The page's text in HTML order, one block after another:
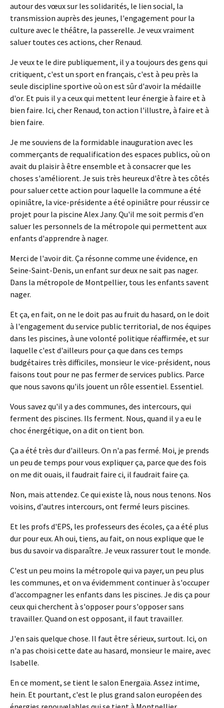
autour des vœux sur les solidarités, le lien social, la
transmission auprès des jeunes, l'engagement pour la
culture avec le théâtre, la passerelle. Je veux vraiment
saluer toutes ces actions, cher Renaud.
Je veux te le dire publiquement, il y a toujours des gens qui
critiquent, c'est un sport en français, c'est à peu près la
seule discipline sportive où on est sûr d'avoir la médaille
d'or. Et puis il y a ceux qui mettent leur énergie à faire et à
bien faire. Ici, cher Renaud, ton action l'illustre, à faire et à
bien faire.
Je me souviens de la formidable inauguration avec les
commerçants de requalification des espaces publics, où on
avait du plaisir à être ensemble et à consacrer que les
choses s'améliorent. Je suis très heureux d'être à tes côtés
pour saluer cette action pour laquelle la commune a été
opiniâtre, la vice-présidente a été opiniâtre pour réussir ce
projet pour la piscine Alex Jany. Qu'il me soit permis d'en
saluer les personnels de la métropole qui permettent aux
enfants d'apprendre à nager.
Merci de l'avoir dit. Ça résonne comme une évidence, en
Seine-Saint-Denis, un enfant sur deux ne sait pas nager.
Dans la métropole de Montpellier, tous les enfants savent
nager.
Et ça, en fait, on ne le doit pas au fruit du hasard, on le doit
à l'engagement du service public territorial, de nos équipes
dans les piscines, à une volonté politique réaffirmée, et sur
laquelle c'est d'ailleurs pour ça que dans ces temps
budgétaires très difficiles, monsieur le vice-président, nous
faisons tout pour ne pas fermer de services publics. Parce
que nous savons qu'ils jouent un rôle essentiel. Essentiel.
Vous savez qu'il y a des communes, des intercours, qui
ferment des piscines. Ils ferment. Nous, quand il y a eu le
choc énergétique, on a dit on tient bon.
Ça a été très dur d'ailleurs. On n'a pas fermé. Moi, je prends
un peu de temps pour vous expliquer ça, parce que des fois
on me dit ouais, il faudrait faire ci, il faudrait faire ça.
Non, mais attendez. Ce qui existe là, nous nous tenons. Nos
voisins, d'autres intercours, ont fermé leurs piscines.
Et les profs d'EPS, les professeurs des écoles, ça a été plus
dur pour eux. Ah oui, tiens, au fait, on nous explique que le
bus du savoir va disparaître. Je veux rassurer tout le monde.
C'est un peu moins la métropole qui va payer, un peu plus
les communes, et on va évidemment continuer à s'occuper
d'accompagner les enfants dans les piscines. Je dis ça pour
ceux qui cherchent à s'opposer pour s'opposer sans
travailler. Quand on est opposant, il faut travailler.
J'en sais quelque chose. Il faut être sérieux, surtout. Ici, on
n'a pas choisi cette date au hasard, monsieur le maire, avec
Isabelle.
En ce moment, se tient le salon Energaïa. Assez intime,
hein. Et pourtant, c'est le plus grand salon européen des